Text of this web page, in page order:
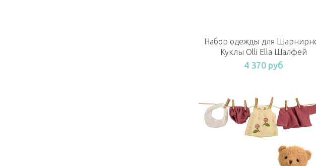
Набор одежды для
Куклы Olli Ella Шалфей
4 370 руб